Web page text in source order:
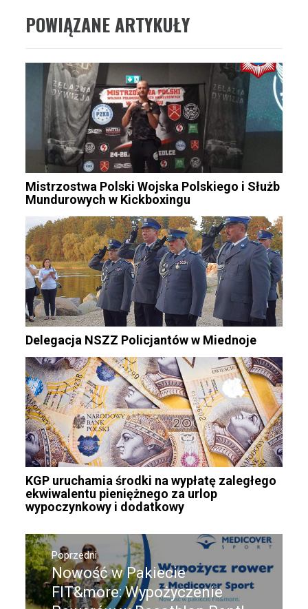
POWIĄZANE ARTYKUŁY
Mistrzostwa Polski Wojska Polskiego i Służb
Mundurowych w Kickboxingu
Delegacja NSZZ Policjantów w Miednoje
KGP uruchamia środki na wypłatę zaległego
ekwiwalentu pieniężnego za urlop
wypoczynkowy i dodatkowy
Nawigacja
wpisuPoprzedni
Poprzedni
wpis:
Nowość w Pakiecie
FIT&more: Wypożyczenie